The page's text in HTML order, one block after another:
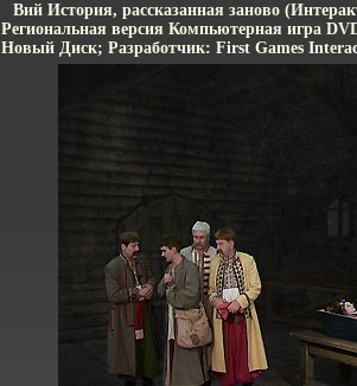
Вий История, рассказанная заново
Региональная версия Компьютерная игра
Новый Диск; Разработчик: First Games